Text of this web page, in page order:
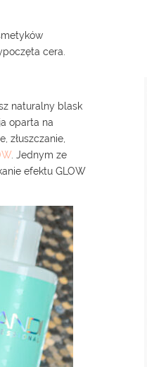
cera.
naturalny blask
oparta na
złuszczanie,
. Jednym ze
efektu GLOW